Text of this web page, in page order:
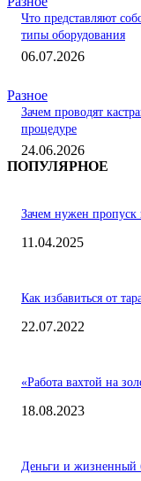
Что представляют
типы оборудования
06.07.2026
Разное
Зачем проводят
процедуре
24.06.2026
ПОПУЛЯРНОЕ
Зачем нужен
11.04.2025
Как избавиться от
22.07.2022
«Работа вахтой на
18.08.2023
Деньги и жизненный